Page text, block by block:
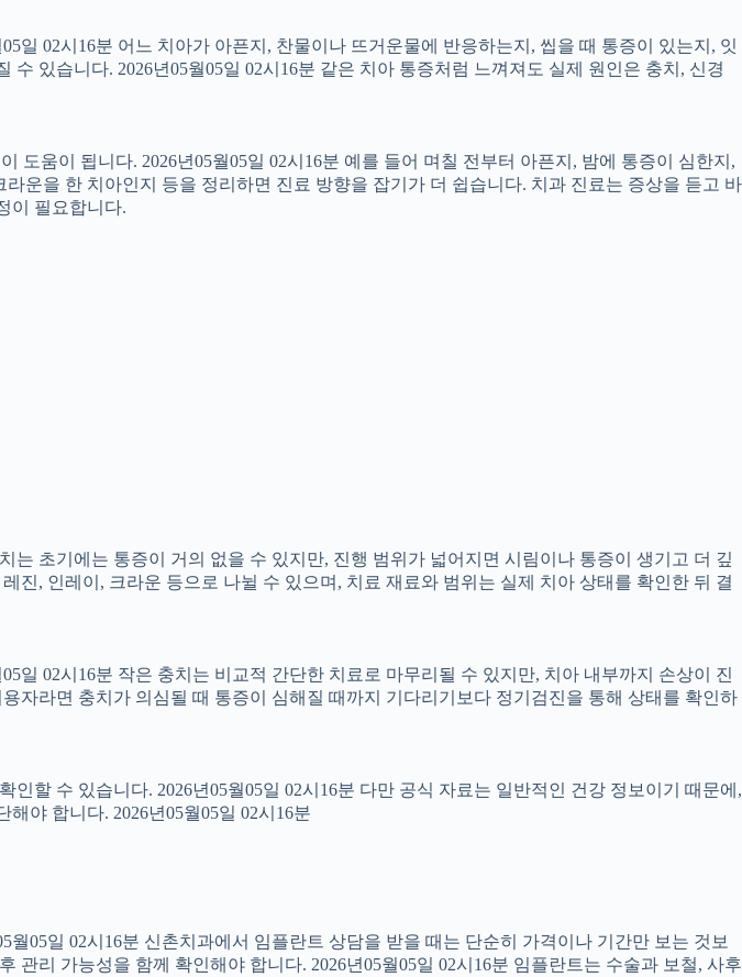
일 02시16분 어느 치아가 아픈지, 찬물이나 뜨거운물에 반응하는지, 씹을 때 통증이 있는지, 잇
있습니다. 2026년05월05일 02시16분 같은 치아 통증처럼 느껴져도 실제 원인은 충치, 신경
움이 됩니다. 2026년05월05일 02시16분 예를 들어 며칠 전부터 아픈지, 밤에 통증이 심한지,
운을 한 치아인지 등을 정리하면 진료 방향을 잡기가 더 쉽습니다. 치과 진료는 증상을 듣고 바
이 필요합니다.
는 초기에는 통증이 거의 없을 수 있지만, 진행 범위가 넓어지면 시림이나 통증이 생기고 더 깊
진, 인레이, 크라운 등으로 나뉠 수 있으며, 치료 재료와 범위는 실제 치아 상태를 확인한 뒤 결
일 02시16분 작은 충치는 비교적 간단한 치료로 마무리될 수 있지만, 치아 내부까지 손상이 진
자라면 충치가 의심될 때 통증이 심해질 때까지 기다리기보다 정기검진을 통해 상태를 확인하
인할 수 있습니다. 2026년05월05일 02시16분 다만 공식 자료는 일반적인 건강 정보이기 때문에,
야 합니다. 2026년05월05일 02시16분
05일 02시16분 신촌치과에서 임플란트 상담을 받을 때는 단순히 가격이나 기간만 보는 것보
리 가능성을 함께 확인해야 합니다. 2026년05월05일 02시16분 임플란트는 수술과 보철, 사후